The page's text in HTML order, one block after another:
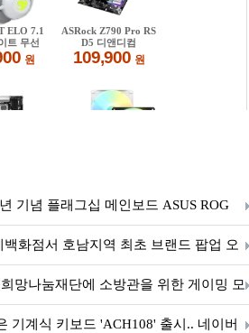
기념 플래그십 메인보드 ASUS ROG
20 국내 출시 예정
화점서 호남지역 최초 브랜드 팝업 오
망나눔재단에 소방관을 위한 게이밍 모
기계식 키보드 'ACH108' 출시.. 네이버